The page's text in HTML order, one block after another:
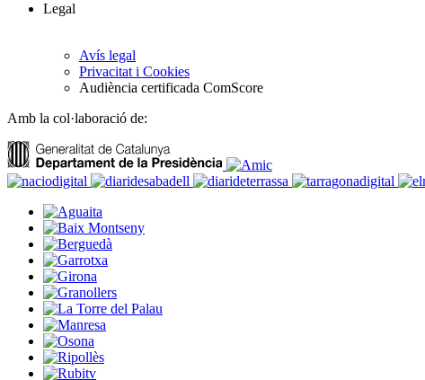
Legal
Avís legal
Privacitat i Cookies
Audiència certificada ComScore
Amb la col·laboració de: